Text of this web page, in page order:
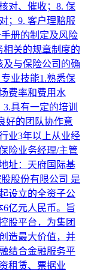
对、催收；8. 保
；9. 客户理赔服
册的制定及风险
相关的规章制度的
及与保险公司的确
业技能1.熟悉保
费率和费用水
具有一定的培训
好的团队协作意
业3年以上从业经
险业务经理/主管
址：天府国际基
股份有限公司 是
设立的全资子公
6亿元人民币。旨
股平台，为集团
造最大价值，并
结合金融服务平
租赁、票据业